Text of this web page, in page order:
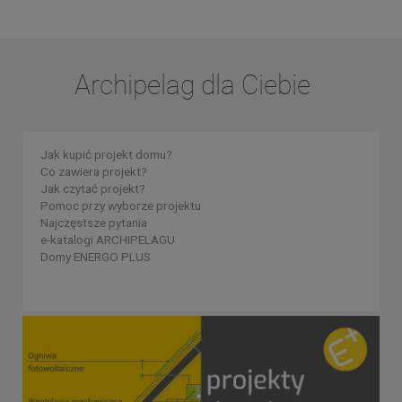
Archipelag dla Ciebie
Jak kupić projekt domu?
Co zawiera projekt?
Jak czytać projekt?
Pomoc przy wyborze projektu
Najczęstsze pytania
e-katalogi ARCHIPELAGU
Domy ENERGO PLUS